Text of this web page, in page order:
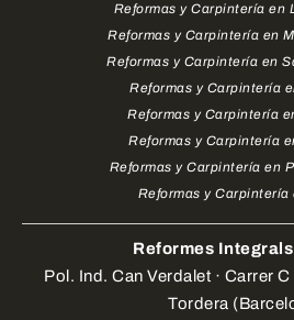
Reformas y Carpintería en
Reformas y Carpintería en
Reformas y Carpintería en
Reformas y Carpintería
Reformas y Carpintería
Reformas y Carpintería
Reformas y Carpintería en
Reformas y Carpintería
Reformes
Pol. Ind. Can Verdalet · Carrer
Tordera